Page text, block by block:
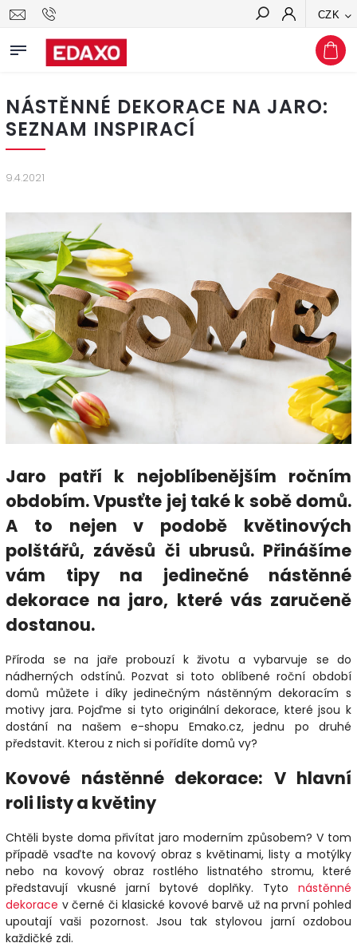
CZK
Hledat
NÁSTĚNNÉ DEKORACE NA JARO:
SEZNAM INSPIRACÍ
9.4.2021
Jaro patří k nejoblíbenějším ročním
obdobím. Vpusťte jej také k sobě domů.
A to nejen v podobě květinových
polštářů, závěsů či ubrusů. Přinášíme
vám tipy na jedinečné nástěnné
dekorace na jaro, které vás zaručeně
dostanou.
Příroda se na jaře probouzí k životu a vybarvuje se do
nádherných odstínů. Pozvat si toto oblíbené roční období
domů můžete i díky jedinečným nástěnným dekoracím s
motivy jara. Pojďme si tyto originální dekorace, které jsou k
dostání na našem e-shopu Emako.cz, jednu po druhé
představit. Kterou z nich si pořídíte domů vy?
Kovové nástěnné dekorace: V hlavní
roli listy a květiny
Chtěli byste doma přivítat jaro moderním způsobem? V tom
případě vsaďte na kovový obraz s květinami, listy a motýlky
nebo na kovový obraz rostlého listnatého stromu, které
představují vkusné jarní bytové doplňky. Tyto nástěnné
dekorace v černé či klasické kovové barvě už na první pohled
upoutají vaši pozornost. Jsou tak stylovou jarní ozdobou
každičké zdi.